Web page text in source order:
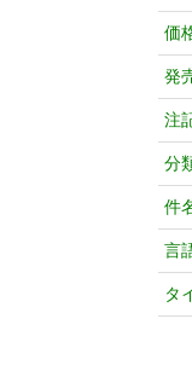
価
発
注
分
件
言
タ